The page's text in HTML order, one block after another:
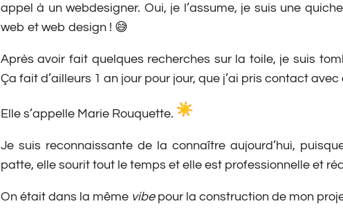
appel à un webdesigner. Oui, je l’assume, je suis une
web et web design ! 😅
Après avoir fait quelques recherches sur la toile, je suis
Ça fait d’ailleurs 1 an jour pour jour, que j’ai pris contact
Elle s’appelle Marie Rouquette.
Je suis reconnaissante de la connaître aujourd’hui,
patte, elle sourit tout le temps et elle est professionnelle et
On était dans la même vibepour la construction de mon